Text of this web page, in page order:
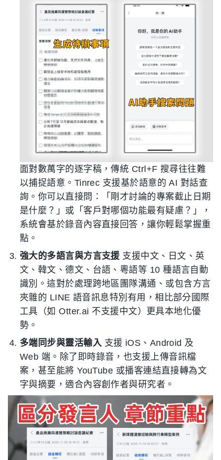
面對數萬字的逐字稿，傳統 Ctrl+F 搜尋往往難
以捕捉語意。Tinrec 支援基於語意的 AI 對話查
詢。你可以直接問：「剛才討論的專案截止日期
是什麼？」或「客戶對哪個功能最有疑慮？」，
系統會基於錄音內容直接回答，讓你輕鬆掌握重
點。
強大的多語言與方言支援 支援中文、日文、英
文、韓文、德文、台語、粵語等 10 種語言自動
識別。這對於處理跨地區團隊溝通、或包含方言
夾雜的 LINE 語音訊息特別有用，相比部分國際
工具（如 Otter.ai 不支援中文）更具本地化優
勢。
多端同步與靈活輸入 支援 iOS、Android 及
Web 端。除了即時錄音，也支援上傳音訊檔
案，甚至能將 YouTube 或播客連結直接轉為文
字與摘要，適合內容創作者與研究者。